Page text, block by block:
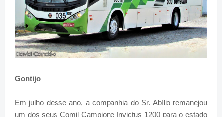
Gontijo
Em julho desse ano, acompanhia do Sr. Abílio remanejou
um dos seus Comil Campione Invictus 1200 para o estado